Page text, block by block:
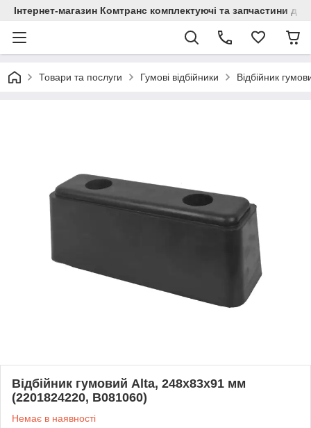
Інтернет-магазин Комтранс комплектуючі та запчастини
Товари та послуги Гумові відбійники Відбійник
Відбійник гумовий Alta, 248х83х91 мм
(2201824220, B081060)
Немає в наявності